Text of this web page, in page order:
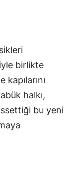
birlikte
halkı,
bu yeni